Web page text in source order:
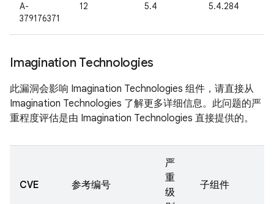
A-
379176371
12 5.4 5.4.284
Imagination Technologies
此漏洞会影响 Imagination Technologies 组件，请直接从
Imagination Technologies 了解更多详细信息。此问题的严
重程度评估是由 Imagination Technologies 直接提供的。
CVE 参考编号
严
重
级
子组件